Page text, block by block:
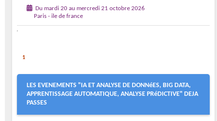
Du mardi 20 au mercredi 21 octobre 2026
Paris - ile de france
1
LES EVENEMENTS "IA ET ANALYSE DE DONNéES, BIG DATA,
APPRENTISSAGE AUTOMATIQUE, ANALYSE PRéDICTIVE" DEJA
PASSES